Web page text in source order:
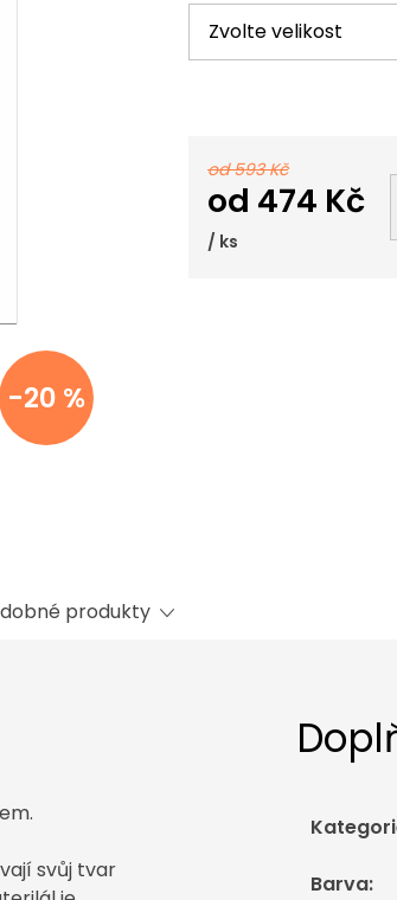
-20 %
od 593 Kč
od 474 Kč
/ ks
produkty
svůj tvar
Barva: